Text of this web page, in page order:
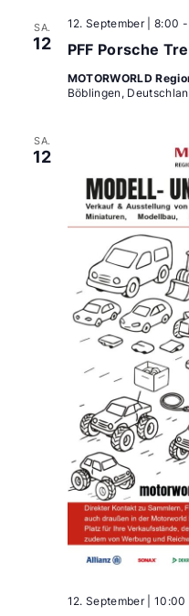
SA.
12 PFF Porsche
12. September | 8:00 -
MOTORWORLD
Böblingen,
SA.
12
12. September | 10:00